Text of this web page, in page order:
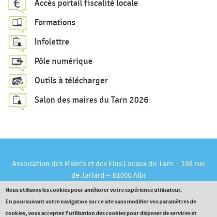
e
c
h
e
Accès portail fiscalité locale
Formations
Infolettre
Pôle numérique
Outils à télécharger
Salon des maires du Tarn 2026
Association des Maires et des Elus Locaux du Tarn -- 188 rue
de Jarlard -- 81000 Albi
Tél :05.63.60.16.30-- Courriel :contact@maires81.asso.fr
Nous utilisons les cookies pour améliorer votre expérience utilisateur.
En poursuivant votre navigation sur ce site sans modifier vos paramètres de
cookies, vous acceptez l'utilisation des cookies pour disposer de services et